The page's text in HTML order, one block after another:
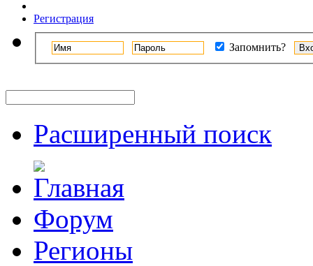
Регистрация
Запомнить?
Расширенный поиск
Форум
Регионы